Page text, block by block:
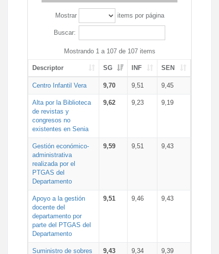
Mostrar items por página
Buscar:
Mostrando 1 a 107 de 107 items
Descriptor SG INF SEN
Centro Infantil Vera 9,70 9,51 9,45
Alta por la Biblioteca
de revistas y
congresos no
existentes en Senia
9,62 9,23 9,19
Gestión económico-
administrativa
realizada por el
PTGAS del
Departamento
9,59 9,51 9,43
Apoyo a la gestión
docente del
departamento por
parte del PTGAS del
Departamento
9,51 9,46 9,43
Suministro de sobres
9,43 9,34 9,39